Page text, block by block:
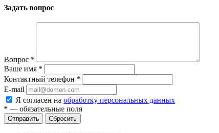
Задать вопрос
Вопрос *
Ваше имя *
Контактный телефон *
E-mail
Я согласен на обработку персональных данных
* — обязательные поля
Сбросить